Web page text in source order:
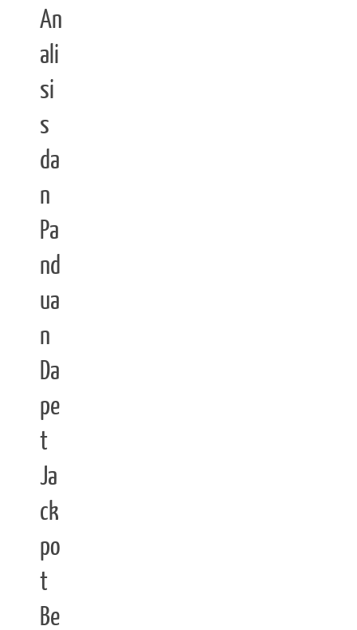
An
ali
si
s
da
n
Pa
nd
ua
n
Da
pe
t
Ja
ck
po
t
Be